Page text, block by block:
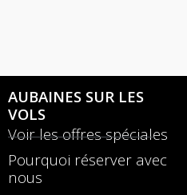
AUBAINES SUR LES
VOLS
Voir les offres spéciales
Pourquoi réserver avec
nous